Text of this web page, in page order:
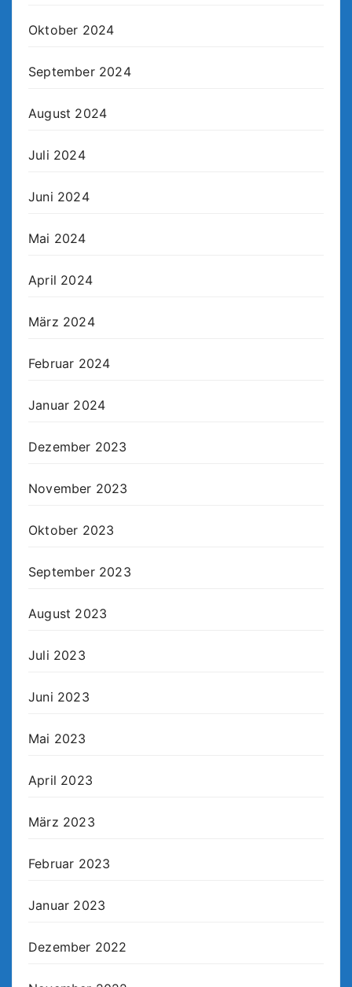
Oktober 2024
September 2024
August 2024
Juli 2024
Juni 2024
Mai 2024
April 2024
März 2024
Februar 2024
Januar 2024
Dezember 2023
November 2023
Oktober 2023
September 2023
August 2023
Juli 2023
Juni 2023
Mai 2023
April 2023
März 2023
Februar 2023
Januar 2023
Dezember 2022